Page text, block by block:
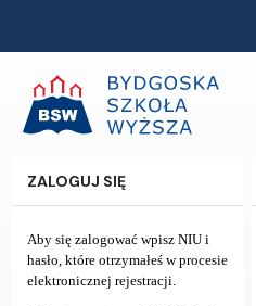
ZALOGUJ SIĘ
Aby się zalogować wpisz NIU i
hasło, które otrzymałeś w procesie
elektronicznej rejestracji.